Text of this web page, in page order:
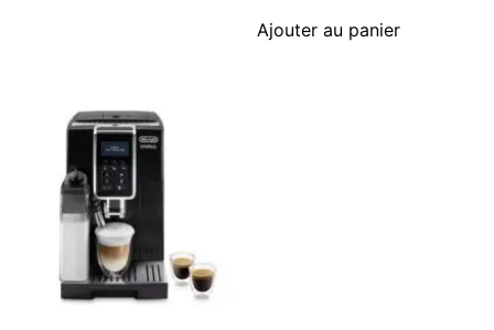
Ajouter au panier